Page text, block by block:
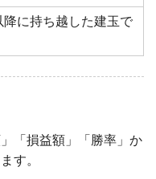
降に持ち越した建玉で
「損益額」「勝率」か
す。